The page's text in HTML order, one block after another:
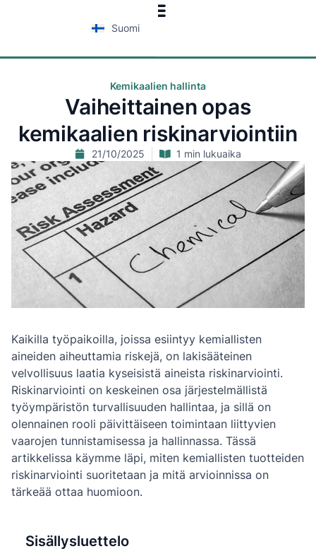
Suomi
Kemikaalien hallinta
Vaiheittainen opas
kemikaalien riskinarviointiin
21/10/2025 1 min lukuaika
Kaikilla työpaikoilla, joissa esiintyy kemiallisten
aineiden aiheuttamia riskejä, on lakisääteinen
velvollisuus laatia kyseisistä aineista riskinarviointi.
Riskinarviointi on keskeinen osa järjestelmällistä
työympäristön turvallisuuden hallintaa, ja sillä on
olennainen rooli päivittäiseen toimintaan liittyvien
vaarojen tunnistamisessa ja hallinnassa. Tässä
artikkelissa käymme läpi, miten kemiallisten tuotteiden
riskinarviointi suoritetaan ja mitä arvioinnissa on
tärkeää ottaa huomioon.
Sisällysluettelo